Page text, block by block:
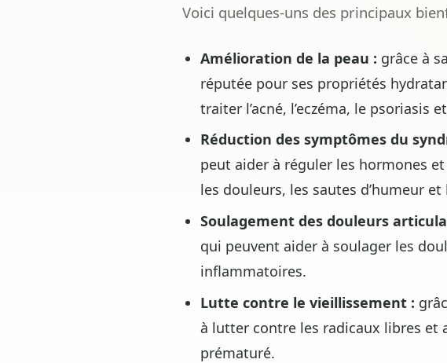
Voici quelques-uns des principaux
Amélioration de la peau : grâce à
réputée pour ses propriétés
traiter l’acné, l’eczéma, le psoriasis
Réduction des symptômes du
peut aider à réguler les hormones
les douleurs, les sautes d’humeur et
Soulagement des douleurs
qui peuvent aider à soulager les
inflammatoires.
Lutte contre le vieillissement :
à lutter contre les radicaux libres et
prématuré.